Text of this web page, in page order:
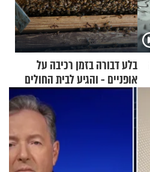
בלע דבורה בזמן רכיבה על
אופניים - והגיע לבית החולים
במצב מסכן חיים